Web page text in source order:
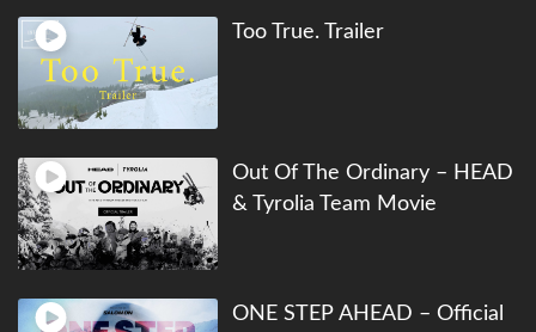
Too True. Trailer
Out Of The Ordinary – HEAD
& Tyrolia Team Movie
ONE STEP AHEAD – Official